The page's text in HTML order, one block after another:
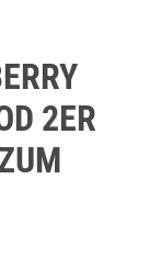
2ER